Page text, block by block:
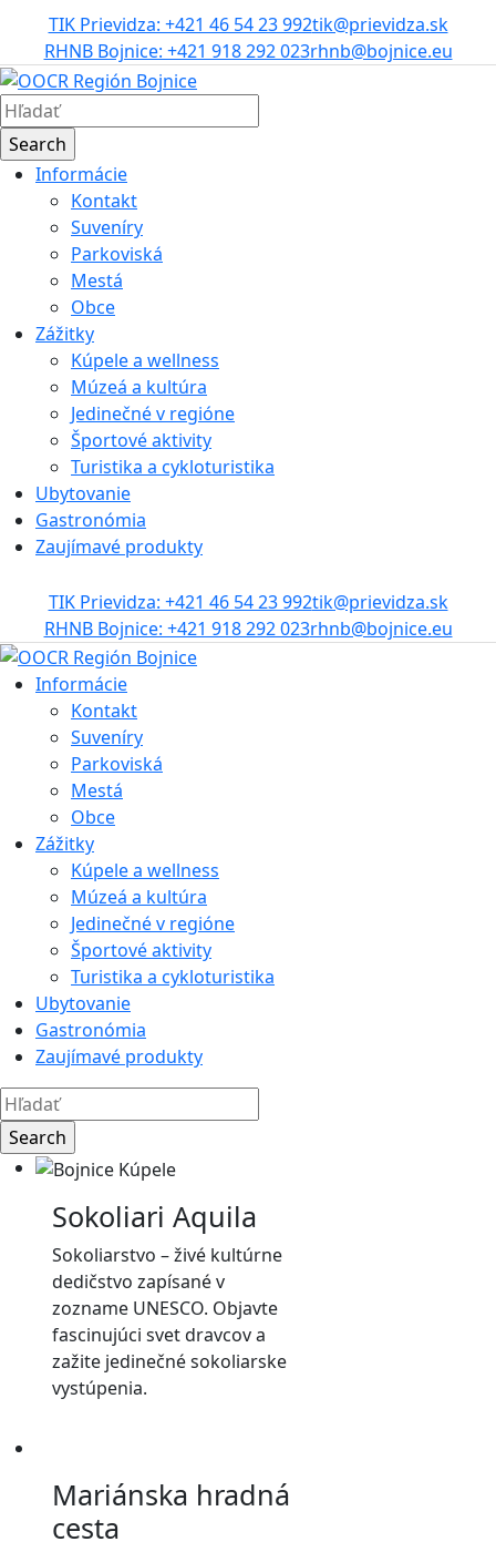
TIK Prievidza: +421 46 54 23 992tik@prievidza.sk
RHNB Bojnice: +421 918 292 023rhnb@bojnice.eu
Informácie
Kontakt
Suveníry
Parkoviská
Mestá
Obce
Zážitky
Kúpele a wellness
Múzeá a kultúra
Jedinečné v regióne
Športové aktivity
Turistika a cykloturistika
Ubytovanie
Gastronómia
Zaujímavé produkty
TIK Prievidza: +421 46 54 23 992tik@prievidza.sk
RHNB Bojnice: +421 918 292 023rhnb@bojnice.eu
Informácie
Kontakt
Suveníry
Parkoviská
Mestá
Obce
Zážitky
Kúpele a wellness
Múzeá a kultúra
Jedinečné v regióne
Športové aktivity
Turistika a cykloturistika
Ubytovanie
Gastronómia
Zaujímavé produkty
Sokoliari Aquila
Sokoliarstvo – živé kultúrne
dedičstvo zapísané v
zozname UNESCO. Objavte
fascinujúci svet dravcov a
zažite jedinečné sokoliarske
vystúpenia.
Mariánska hradná
cesta